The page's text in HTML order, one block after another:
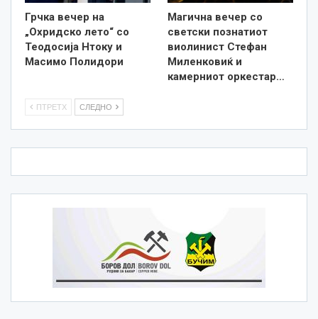
Грчка вечер на
„Охридско лето“ со
Теодосија Нтоку и
Масимо Полидори
Магична вечер со
светски познатиот
виолинист Стефан
Миленковиќ и
камерниот оркестар…
ПТРЕТХ СЛЕДНО